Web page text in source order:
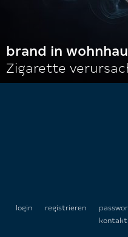
brand in
Zigarette
login registrieren
kontakt